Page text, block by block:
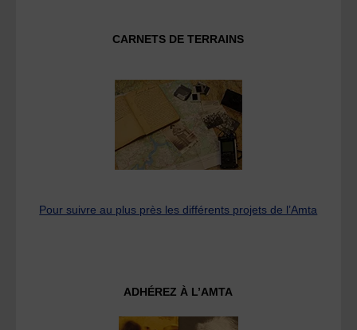
CARNETS DE TERRAINS
Pour suivre au plus près les différents projets de l’Amta
ADHÉREZ À L’AMTA